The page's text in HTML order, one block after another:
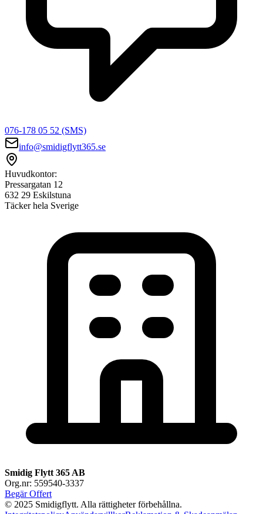
076-178 05 52 (SMS)
info@smidigflytt365.se
Huvudkontor:
Pressargatan 12
632 29 Eskilstuna
Täcker hela Sverige
Smidig Flytt 365 AB
Org.nr: 559540-3337
Begär Offert
© 2025 Smidigflytt. Alla rättigheter förbehållna.